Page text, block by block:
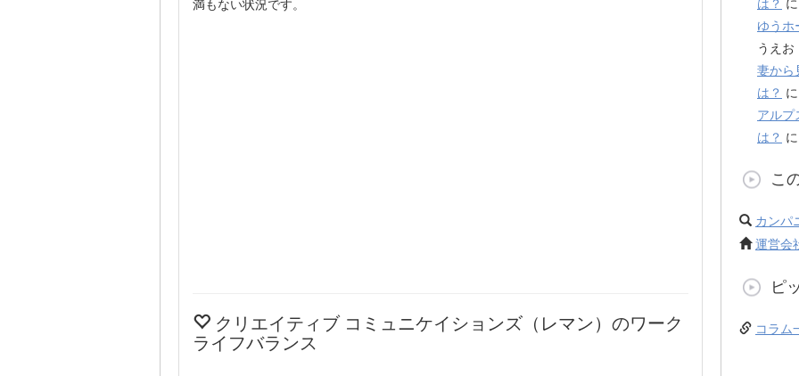
満もない状況です。
クリエイティブ コミュニケイションズ（レマン）のワーク
ライフバランス
は？
ゆうホ
うえお
妻から
は？
アルプ
は？
こ
カンパ
運営会
ピ
コラム